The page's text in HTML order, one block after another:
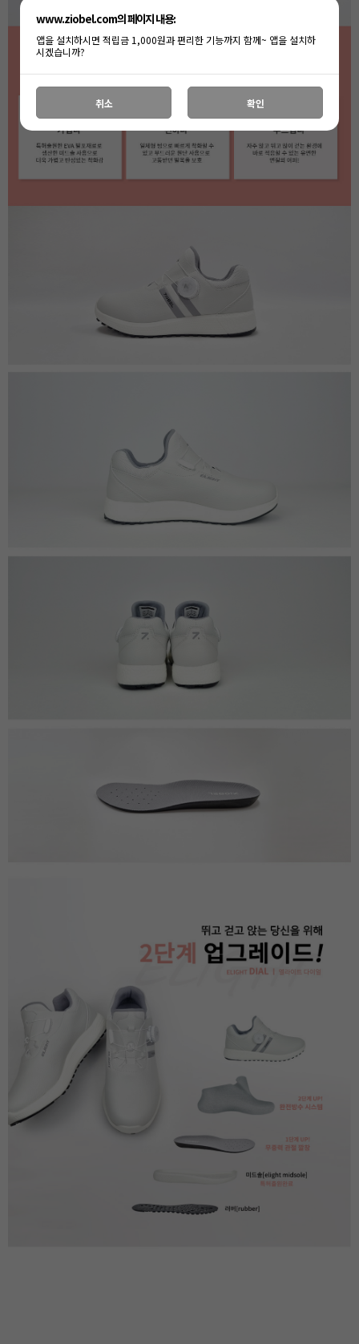
www.ziobel.com의 페이지 내용:
앱을 설치하시면 적립금 1,000원과 편리한 기능까지 함께~ 앱을 설치하
시겠습니까?
취소 확인